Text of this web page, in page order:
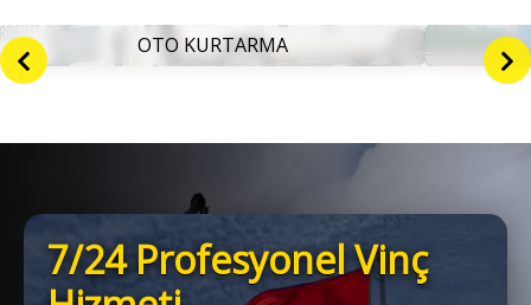
OTO KURTARMA
7/24 Profesyonel Vinç